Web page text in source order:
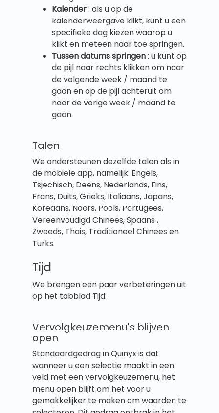
Kalender: als u op de
kalenderweergave klikt, kunt u een
specifieke dag kiezen waarop u
klikt en meteen naar toe springen.
Tussen datums springen: u kunt op
de pijl naar rechts klikken om naar
de volgende week / maand te
gaan en op de pijl achteruit om
naar de vorige week / maand te
gaan.
Talen
We ondersteunen dezelfde talen als in
de mobiele app, namelijk: Engels,
Tsjechisch, Deens, Nederlands, Fins,
Frans, Duits, Grieks, Italiaans, Japans,
Koreaans, Noors, Pools, Portugees,
Vereenvoudigd Chinees, Spaans ,
Zweeds, Thais, Traditioneel Chinees en
Turks.
Tijd
We brengen een paar verbeteringen uit
op het tabblad Tijd:
Vervolgkeuzemenu's blijven
open
Standaardgedrag in Quinyx is dat
wanneer u een selectie maakt in een
veld met een vervolgkeuzemenu, het
menu open blijft om het voor u
gemakkelijker te maken om waarden te